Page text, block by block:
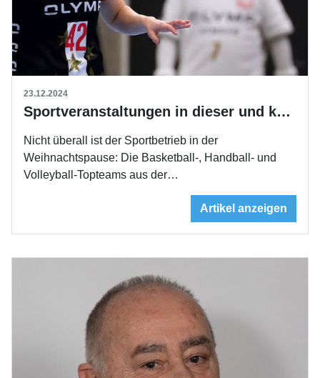
23.12.2024
Sportveranstaltungen in dieser und kommender Woche
Nicht überall ist der Sportbetrieb in der
Weihnachtspause: Die Basketball-, Handball- und
Volleyball-Topteams aus der…
Artikel anzeigen